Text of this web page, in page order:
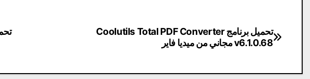
تصفّح
المقالات
تحميل برنامج Coolutils Total PDF Converter
v6.1.0.68 مجاني من ميديا ​​فاير